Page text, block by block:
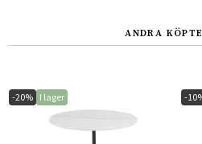
ANDRA
-20% I lager -